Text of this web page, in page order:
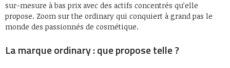
sur-mesure à bas prix avec des actifs concentrés qu’elle
propose. Zoom sur the ordinary qui conquiert à grand pas le
monde des passionnés de cosmétique.
La marque ordinary : que propose telle ?